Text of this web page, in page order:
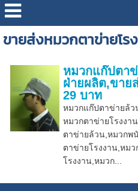
ขายส่งหมวกตาข่ายโร
หมวกแก๊ปตา
ฝ่ายผลิต,ขาย
29 บาท
หมวกแก๊ปตาข่ายล้ว
หมวกตาข่ายโรงงา
ตาข่ายล้วน,หมวกพ
ตาข่ายโรงงาน,หม
โรงงาน,หมวก...